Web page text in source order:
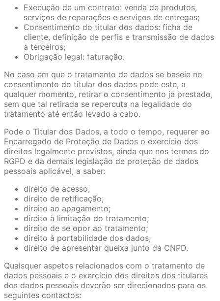
Execução de um contrato: venda de produtos,
serviços de reparações e serviços de entregas;
Consentimento do titular dos dados: ficha de
cliente, definição de perfis e transmissão de dados
a terceiros;
Obrigação legal: faturação.
No caso em que o tratamento de dados se baseie no
consentimento do titular dos dados pode este, a
qualquer momento, retirar o consentimento já prestado,
sem que tal retirada se repercuta na legalidade do
tratamento até então levado a cabo.
Pode o Titular dos Dados, a todo o tempo, requerer ao
Encarregado de Proteção de Dados o exercício dos
direitos legalmente previstos, ainda que nos termos do
RGPD e da demais legislação de proteção de dados
pessoais aplicável, a saber:
direito de acesso;
direito de retificação;
direito ao apagamento;
direito à limitação do tratamento;
direito de se opor ao tratamento;
direito à portabilidade dos dados;
direito de apresentar queixa junto da CNPD.
Quaisquer aspetos relacionados com o tratamento de
dados pessoais e o exercício dos direitos dos titulares
dos dados pessoais deverão ser direcionados para os
seguintes contactos: